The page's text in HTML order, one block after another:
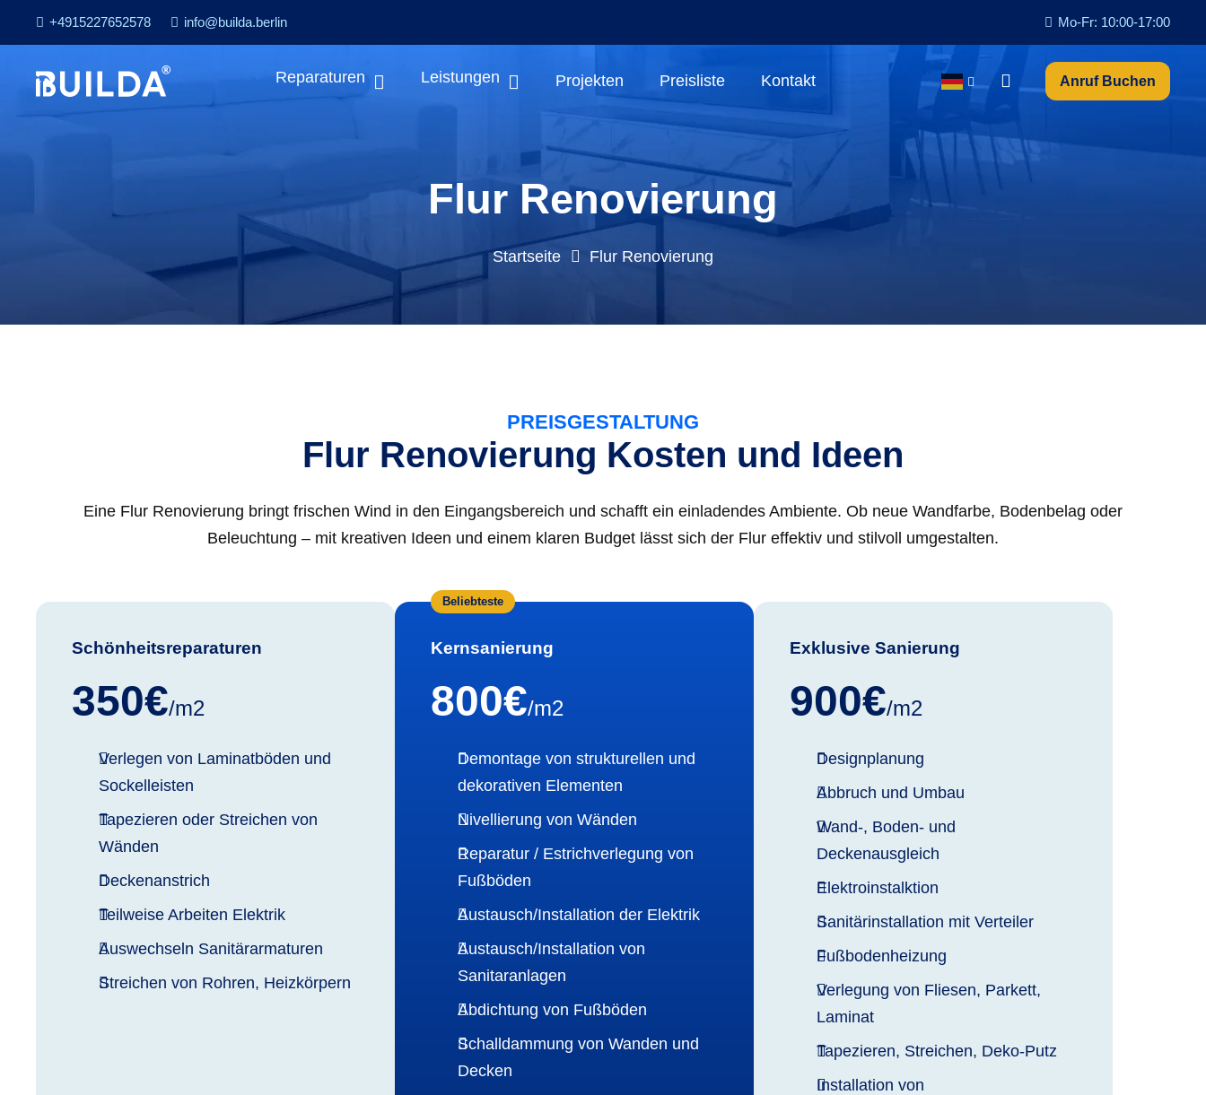
+4915227652578 info@builda.berlin Mo-Fr: 10:00-17:00
Reparaturen Leistungen Projekten Preisliste Kontakt Anruf Buchen
Flur Renovierung
Startseite Flur Renovierung
PREISGESTALTUNG
Flur Renovierung Kosten und Ideen
Eine Flur Renovierung bringt frischen Wind in den Eingangsbereich und schafft ein einladendes Ambiente. Ob neue Wandfarbe, Bodenbelag oder
Beleuchtung – mit kreativen Ideen und einem klaren Budget lässt sich der Flur effektiv und stilvoll umgestalten.
Schönheitsreparaturen
350€/m2
Verlegen von Laminatböden und
Sockelleisten
Tapezieren oder Streichen von
Wänden
Deckenanstrich
Teilweise Arbeiten Elektrik
Auswechseln Sanitärarmaturen
Streichen von Rohren, Heizkörpern
Beliebteste
Kernsanierung
800€/m2
Demontage von strukturellen und
dekorativen Elementen
Nivellierung von Wänden
Reparatur / Estrichverlegung von
Fußböden
Austausch/Installation der Elektrik
Austausch/Installation von
Sanitaranlagen
Abdichtung von Fußböden
Schalldammung von Wanden und
Decken
Exklusive Sanierung
900€/m2
Designplanung
Abbruch und Umbau
Wand-, Boden- und
Deckenausgleich
Elektroinstalktion
Sanitärinstallation mit Verteiler
Fußbodenheizung
Verlegung von Fliesen, Parkett,
Laminat
Tapezieren, Streichen, Deko-Putz
Installation von